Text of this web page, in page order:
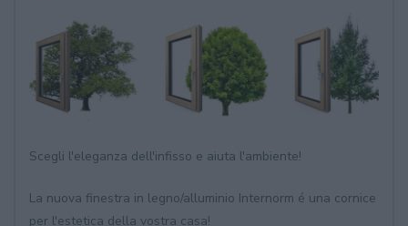
Scegli l'eleganza dell'infisso e aiuta l'ambiente!
La nuova finestra in legno/alluminio Internorm é una cornice
per l'estetica della vostra casa!